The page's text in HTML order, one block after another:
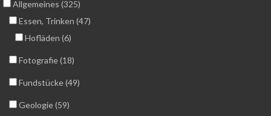
Allgemeines (325)
Essen, Trinken (47)
Hofläden (6)
Fotografie (18)
Fundstücke (49)
Geologie (59)